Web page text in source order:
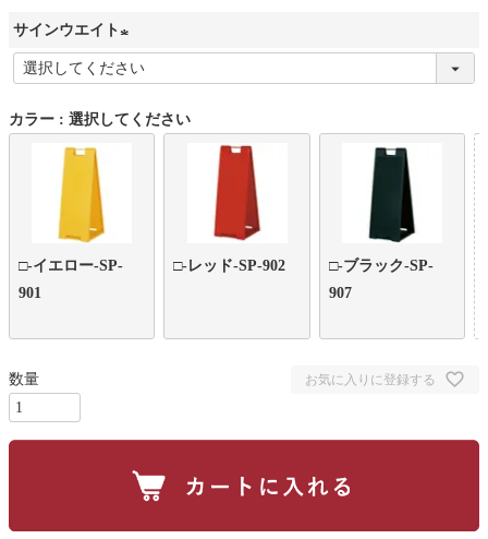
サインウエイト
(
須
カラー 選択してください
□-イエロー-SP-
901
□-レッド-SP-902
□-ブラック-SP-
907
お気に入りに登録する